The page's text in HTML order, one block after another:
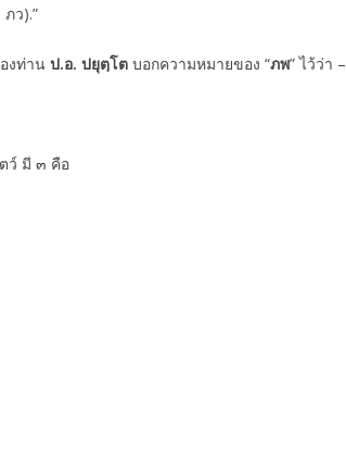
ว).”
งท่าน ป.อ. ปยุตฺโต บอกความหมายของ “ภพ” ไว้ว่า –
ว์ มี ๓ คือ